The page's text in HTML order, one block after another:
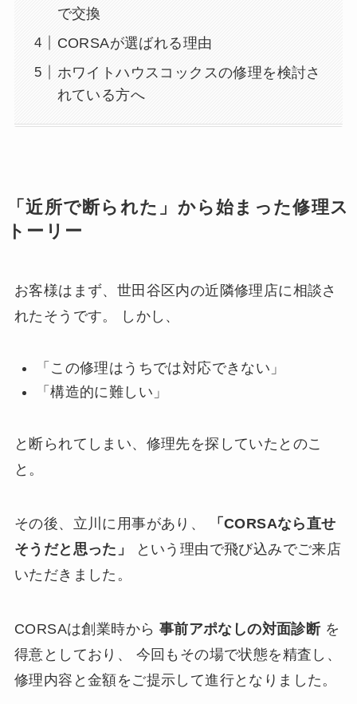
で交換
CORSAが選ばれる理由
ホワイトハウスコックスの修理を検討さ
れている方へ
「近所で断られた」から始まった修理ス
トーリー
お客様はまず、世田谷区内の近隣修理店に相談さ
れたそうです。 しかし、
「この修理はうちでは対応できない」
「構造的に難しい」
と断られてしまい、修理先を探していたとのこ
と。
その後、立川に用事があり、
「CORSAなら直せ
そうだと思った」
という理由で飛び込みでご来店
いただきました。
CORSAは創業時から 事前アポなしの対面診断を
得意としており、 今回もその場で状態を精査し、
修理内容と金額をご提示して進行となりました。